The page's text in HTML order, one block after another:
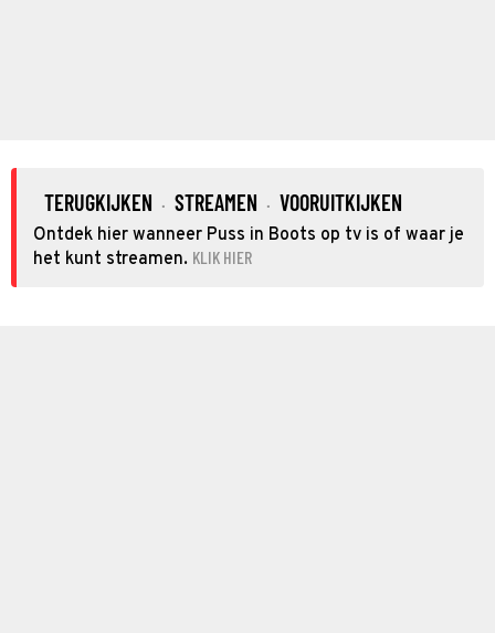
TERUGKIJKEN · STREAMEN · VOORUITKIJKEN
Ontdek hier wanneer Puss in Boots op tv is of waar je
het kunt streamen. KLIK HIER